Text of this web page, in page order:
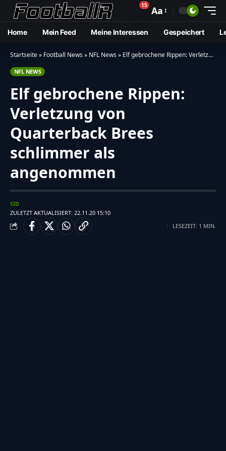
🔔15 Aa
Home Mein Feed Meine Interessen Gespeichert
Startseite» Football News» NFL News» Elf gebrochene Rippen: Verletzung von Quarterback Brees schlimmer als angenommen
NFL NEWS
Elf gebrochene Rippen:
Verletzung von
Quarterback Brees
schlimmer als
angenommen
ZULETZT AKTUALISIERT: 22.11.20 15:10
SID
LESEZEIT: 1 MIN.